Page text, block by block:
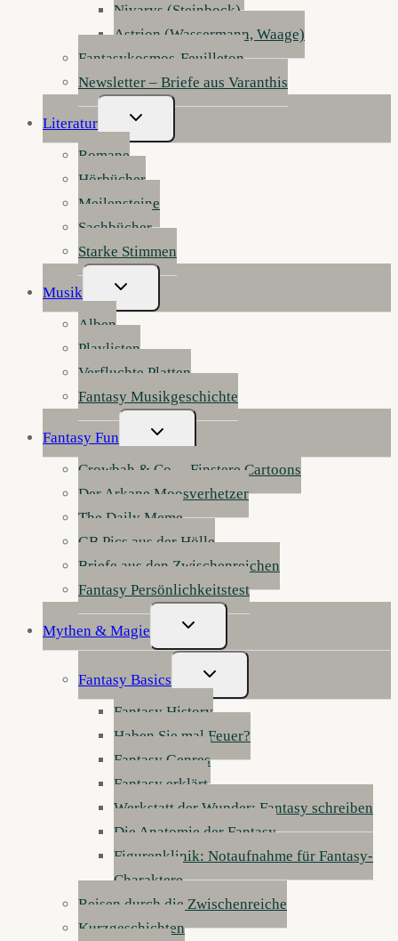
Nivarys (Steinbock)
Astrion (Wassermann, Waage)
Fantasykosmos-Feuilleton
Newsletter – Briefe aus Varanthis
Literatur
Untermenü
Umschalten
Romane
Hörbücher
Meilensteine
Sachbücher
Starke Stimmen
Musik
Untermenü
Umschalten
Alben
Playlisten
Verfluchte Platten
Fantasy Musikgeschichte
Fantasy Fun
Untermenü
Umschalten
Crowbah & Co. – Finstere Cartoons
Der Arkane Moosverhetzer
The Daily Meme
GB Pics aus der Hölle
Briefe aus den Zwischenreichen
Fantasy Persönlichkeitstest
Mythen & Magie
Untermenü
Umschalten
Fantasy Basics
Untermenü
Umschalten
Fantasy History
Haben Sie mal Feuer?
Fantasy Genres
Fantasy erklärt
Werkstatt der Wunder: Fantasy schreiben
Die Anatomie der Fantasy
Figurenklinik: Notaufnahme für Fantasy-
Charaktere
Reisen durch die Zwischenreiche
Kurzgeschichten